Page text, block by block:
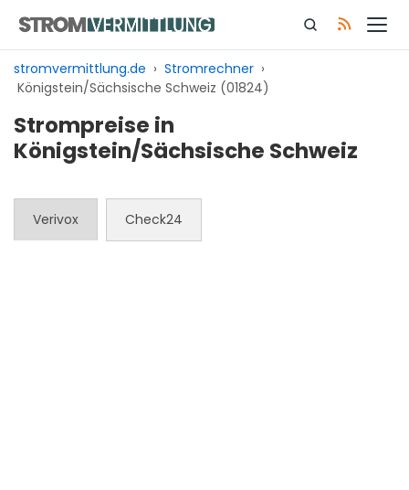
Inhalt
springen
stromvermittlung.de › Stromrechner ›
Königstein/Sächsische Schweiz (01824)
Strompreise in
Königstein/Sächsische Schweiz
Verivox Check24